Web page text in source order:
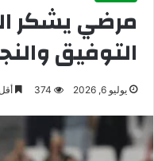
مرضي يشكر
التوفيق
يوليو 6, 2026 374